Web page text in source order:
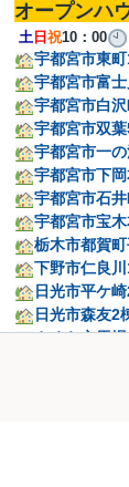
オープンハ
土 日 祝10：00
宇都宮市東
宇都宮市富
宇都宮市白
宇都宮市双葉
宇都宮市一
宇都宮市下
宇都宮市石井
宇都宮市宝
栃木市都賀
下野市仁良
日光市平ケ
日光市森友2
さくら市馬